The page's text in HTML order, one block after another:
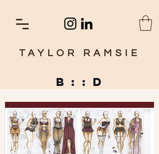
TAYLOR RAMSIE
B : : D